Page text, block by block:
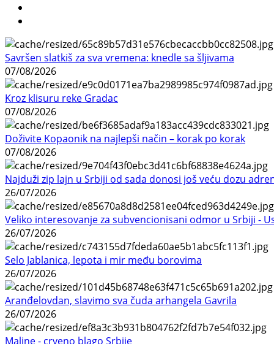
Savršen slatkiš za sva vremena: knedle sa šljivama
07/08/2026
Kroz klisuru reke Gradac
07/08/2026
Doživite Kopaonik na najlepši način – korak po korak
07/08/2026
Najduži zip lajn u Srbiji od sada donosi još veću dozu
26/07/2026
Veliko interesovanje za subvencionisani odmor u Srbiji -
26/07/2026
Selo Jablanica, lepota i mir među borovima
26/07/2026
Aranđelovdan, slavimo sva čuda arhangela Gavrila
26/07/2026
Maline - crveno blago Srbije